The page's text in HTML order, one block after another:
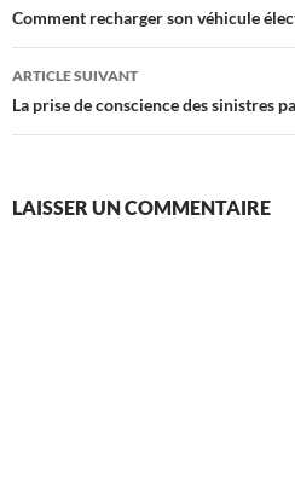
des
articles
Comment recharger son véhicule
ARTICLE SUIVANT
La prise de conscience des sinistres
LAISSER UN COMMENTAIRE